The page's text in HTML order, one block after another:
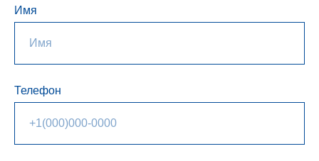
Имя
Телефон